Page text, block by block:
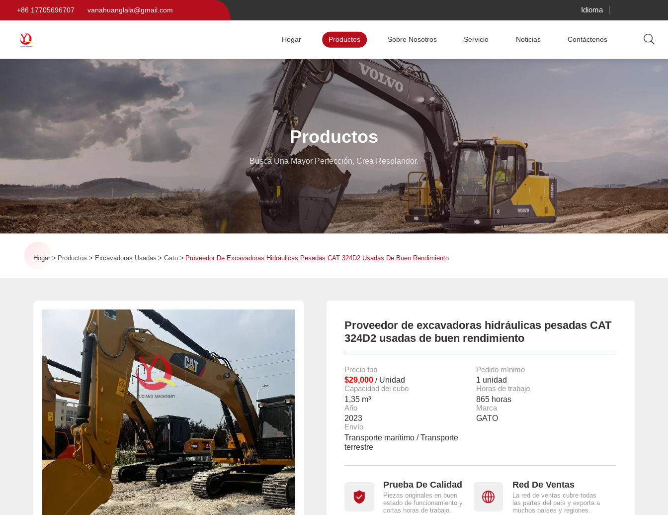
+86 17705696707 vanahuanglala@gmail.com Idioma
Hogar Productos Sobre Nosotros Servicio Noticias Contáctenos
Productos
Busca Una Mayor Perfección, Crea Resplandor.
Hogar Productos Excavadoras Usadas Gato Proveedor De Excavadoras Hidráulicas Pesadas CAT 324D2 Usadas De Buen Rendimiento
Proveedor de excavadoras hidráulicas pesadas CAT
324D2 usadas de buen rendimiento
Precio fob
$29,000 / Unidad
Pedido mínimo
1 unidad
Capacidad del cubo
1,35 m³
Horas de trabajo
865 horas
Año
2023
Marca
GATO
Envío
Transporte marítimo / Transporte
terrestre
Prueba De Calidad
Piezas originales en buen
estado de funcionamiento y
cortas horas de trabajo.
Red De Ventas
La red de ventas cubre todas
las partes del país y exporta a
muchos países y regiones.